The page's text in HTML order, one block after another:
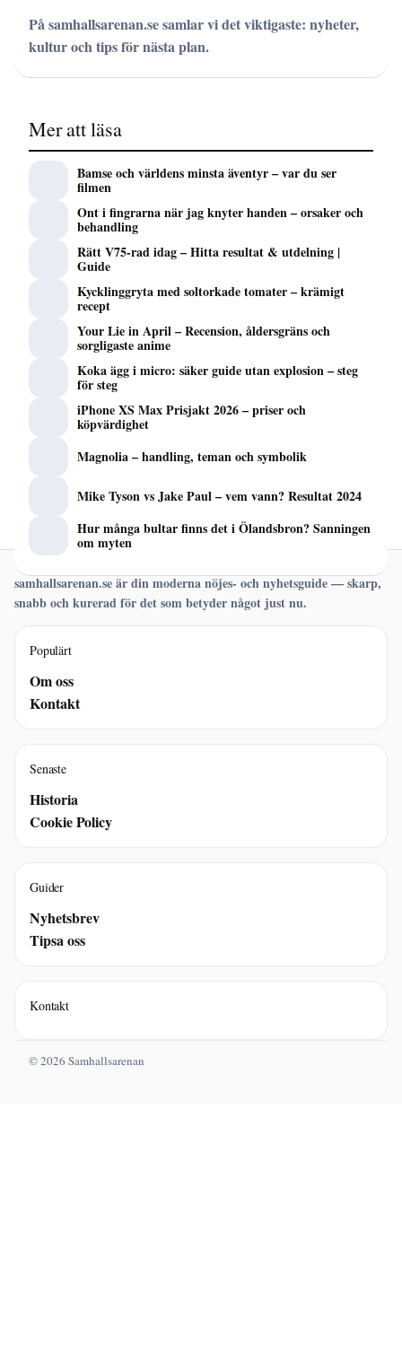
På samhallsarenan.se samlar vi det viktigaste: nyheter,
kultur och tips för nästa plan.
Mer att läsa
Bamse och världens minsta äventyr – var du ser
filmen
Ont i fingrarna när jag knyter handen – orsaker och
behandling
Rätt V75-rad idag – Hitta resultat & utdelning |
Guide
Kycklinggryta med soltorkade tomater – krämigt
recept
Your Lie in April – Recension, åldersgräns och
sorgligaste anime
Koka ägg i micro: säker guide utan explosion – steg
för steg
iPhone XS Max Prisjakt 2026 – priser och
köpvärdighet
Magnolia – handling, teman och symbolik
Mike Tyson vs Jake Paul – vem vann? Resultat 2024
Hur många bultar finns det i Ölandsbron? Sanningen
om myten
samhallsarenan.se är din moderna nöjes- och nyhetsguide — skarp,
snabb och kurerad för det som betyder något just nu.
Populärt
Om oss
Kontakt
Senaste
Historia
Cookie Policy
Guider
Nyhetsbrev
Tipsa oss
Kontakt
© 2026 Samhallsarenan